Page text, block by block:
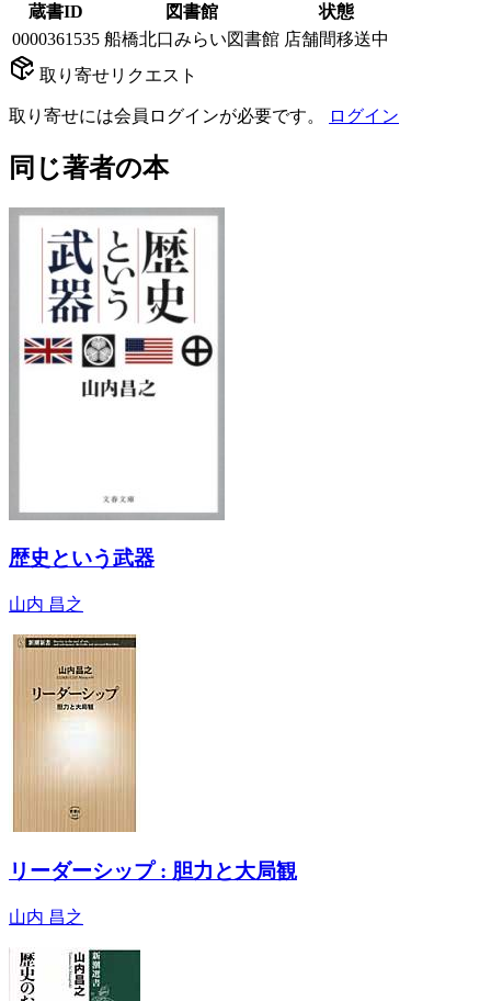
蔵書ID
図書館
状態
0000361535 船橋北口みらい図書館 店舗間移送中
取り寄せリクエスト
取り寄せには会員ログインが必要です。 ログイン
同じ著者の本
歴史という武器
山内 昌之
リーダーシップ : 胆力と大局観
山内 昌之